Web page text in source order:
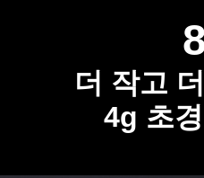
더 작고
4g 초